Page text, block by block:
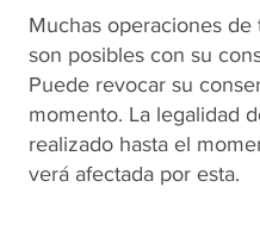
Muchas operaciones
son posibles con su
Puede revocar su
momento. La legalidad
realizado hasta el
verá afectada por esta.